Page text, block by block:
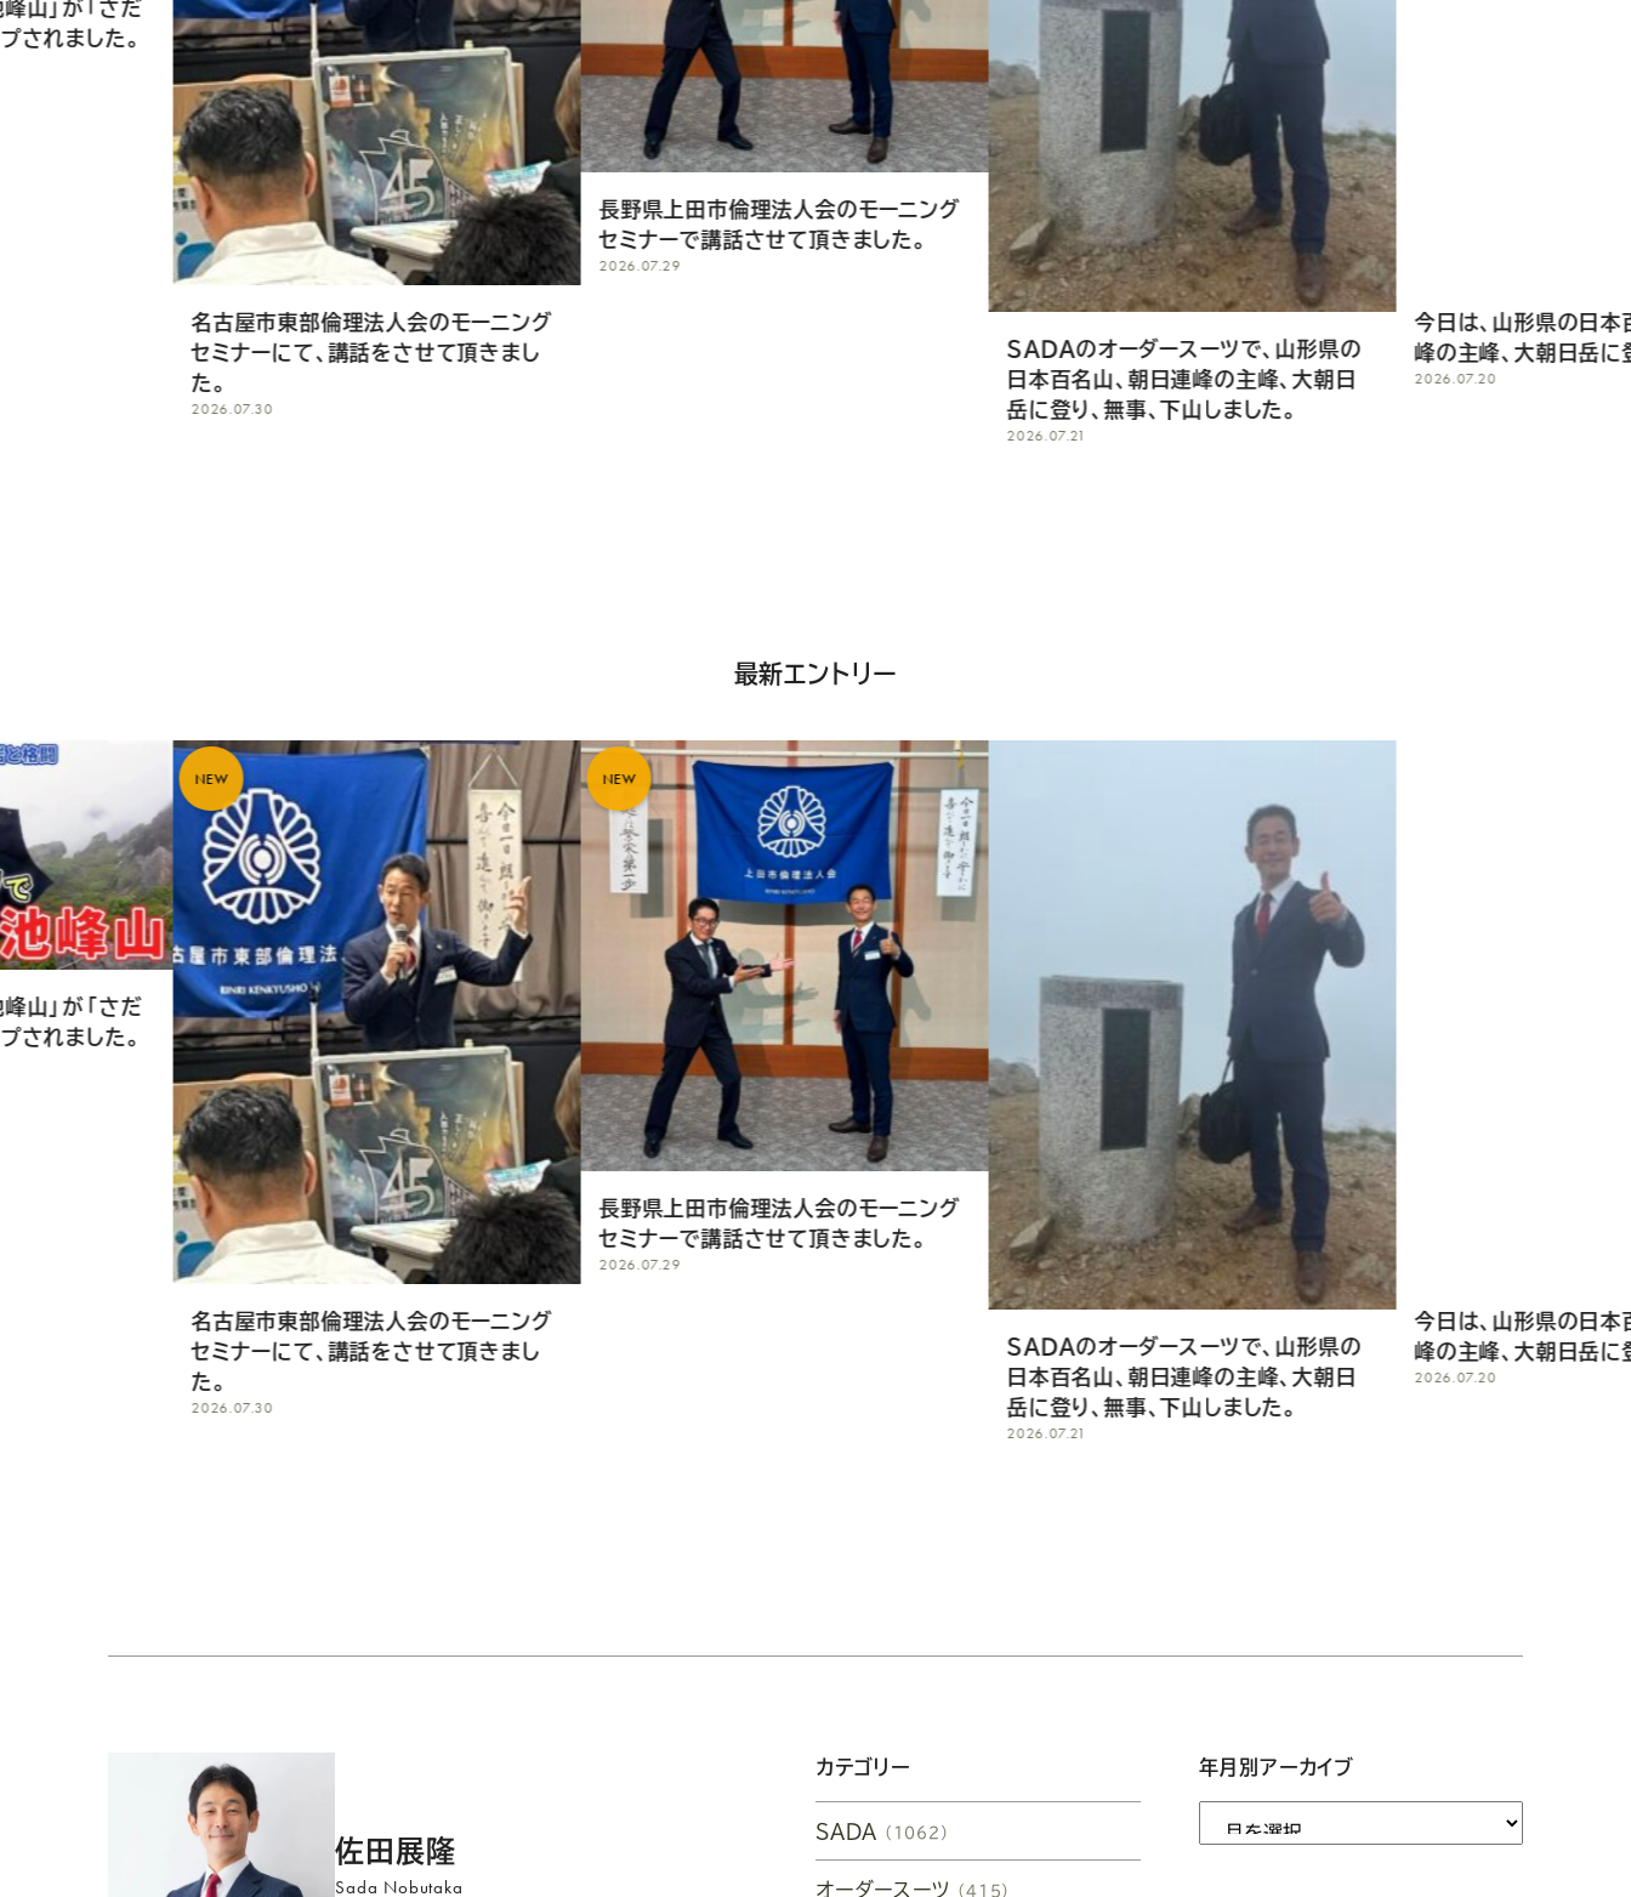
名古屋市東部倫理法人会のモーニング
セミナーにて、講話をさせて頂きまし
長野県上田市倫理法人会のモーニング
セミナーで講話させて頂きました。
2026.07.29
SADAのオーダースーツで、山形県の
日本百名山、朝日連峰の主峰、大朝日
岳に登り、無事、下山しました。
今日は、山形県の日本百名山、朝日連
峰の主峰、大朝日岳に登ります。
2026.07.20
最新エントリー
名古屋市東部倫理法人会のモーニング
セミナーにて、講話をさせて頂きまし
長野県上田市倫理法人会のモーニング
セミナーで講話させて頂きました。
2026.07.29
NEW
SADAのオーダースーツで、山形県の
日本百名山、朝日連峰の主峰、大朝日
岳に登り、無事、下山しました。
今日は、山形県の日本百名山、朝日連
峰の主峰、大朝日岳に登ります。
2026.07.20
佐田展隆
Sada Nobutaka
カテゴリー
SADA （1062）
オーダースーツ （415）
年月別アーカイブ